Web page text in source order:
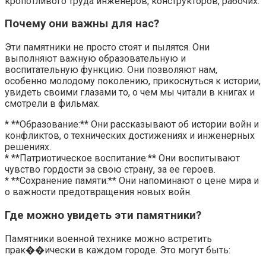
Почему они важны для нас?
Эти памятники не просто стоят и пылятся. Они
выполняют важную образовательную и
воспитательную функцию. Они позволяют нам,
особенно молодому поколению, прикоснуться к истории,
увидеть своими глазами то, о чем мы читали в книгах и
смотрели в фильмах.
* **Образование:** Они рассказывают об истории войн и
конфликтов, о технических достижениях и инженерных
решениях.
* **Патриотическое воспитание:** Они воспитывают
чувство гордости за свою страну, за ее героев.
* **Сохранение памяти:** Они напоминают о цене мира и
о важности предотвращения новых войн.
Где можно увидеть эти памятники?
Памятники военной технике можно встретить
прак��ически в каждом городе. Это могут быть: